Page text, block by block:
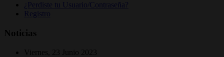
¿Perdiste tu Usuario/Contraseña?
Registro
Noticias
Viernes, 23 Junio 2023